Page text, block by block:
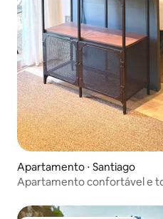
Apartamento ⋅ Santiago
Apartamento confortável e